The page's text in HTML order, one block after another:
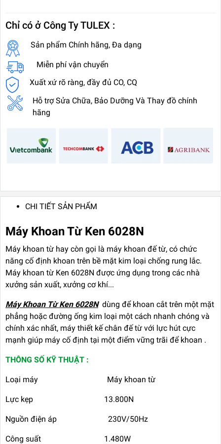
Chỉ có ở Công Ty TULEX :
Sản phẩm Chính hãng, Đa dạng
Miễn phí vận chuyển
Xuất xứ rõ ràng, đầy đủ CO, CQ
Hỗ trợ Sửa Chữa, Bảo Dưỡng Và Thay đồ chính
hãng
CHI TIẾT SẢN PHẨM
Máy Khoan Từ Ken 6028N
Máy khoan từ hay còn gọi là máy khoan đế từ, có chức
năng cố định khoan trên bề mặt kim loại chống rung lắc.
Máy khoan từ Ken 6028N được ứng dụng trong các nhà
xưởng sản xuất, xưởng cơ khí...
Máy Khoan Từ Ken 6028Ndùng để khoan cắt trên một mặt
phẳng hoặc đường ống kim loại một cách nhanh chóng và
chính xác nhất, máy thiết kế chân đế từ với lực hút cực
mạnh giúp máy cố định tại một điểm vững trãi để khoan .
THÔNG SỐ KỸ THUẬT :
Loại máy Máy khoan từ
Lực kẹp 13.800N
Nguồn điện áp 230V/50Hz
Công suất 1.480W